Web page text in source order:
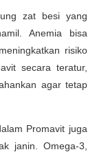
zat besi yang
Anemia bisa
risiko
secara teratur,
agar tetap
Promavit juga
janin. Omega-3,